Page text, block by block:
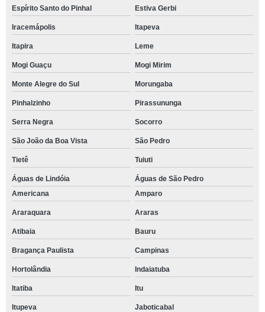
Espírito Santo do Pinhal Estiva Gerbi
Iracemápolis Itapeva
Itapira Leme
Mogi Guaçu Mogi Mirim
Monte Alegre do Sul Morungaba
Pinhalzinho Pirassununga
Serra Negra Socorro
São João da Boa Vista São Pedro
Tietê Tuiuti
Águas de Lindóia
Águas de São Pedro
Americana
Amparo
Araraquara Araras
Atibaia Bauru
Bragança Paulista Campinas
Hortolândia Indaiatuba
Itatiba Itu
Itupeva Jaboticabal